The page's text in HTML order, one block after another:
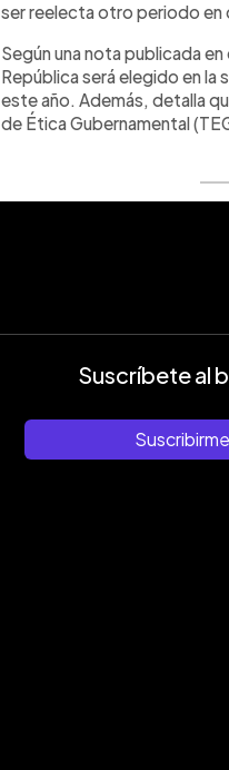
ser reelecta otro periodo en
Según una nota publicada
República será elegido en la
este año. Además, detalla
de Ética Gubernamental
Suscríbete al
Suscribirme